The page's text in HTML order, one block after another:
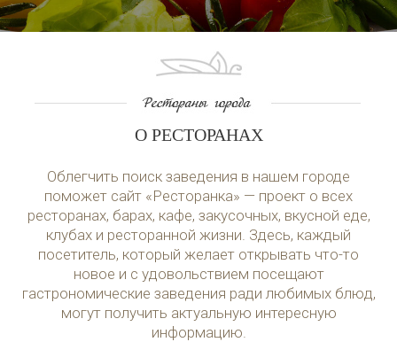
О РЕСТОРАНАХ
Облегчить поиск заведения в нашем городе
поможет сайт «Ресторанка» — проект о всех
ресторанах, барах, кафе, закусочных, вкусной еде,
клубах и ресторанной жизни. Здесь, каждый
посетитель, который желает открывать что-то
новое и с удовольствием посещают
гастрономические заведения ради любимых блюд,
могут получить актуальную интересную
информацию.